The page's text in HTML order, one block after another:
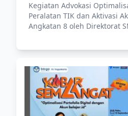
Kegiatan Advokasi
Peralatan TIK dan Aktivasi
Angkatan 8 oleh Direktorat